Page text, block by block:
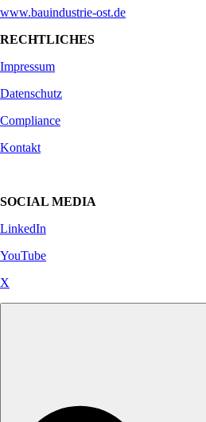
www.bauindustrie-ost.de
RECHTLICHES
Impressum
Datenschutz
Compliance
Kontakt
SOCIAL MEDIA
LinkedIn
YouTube
X